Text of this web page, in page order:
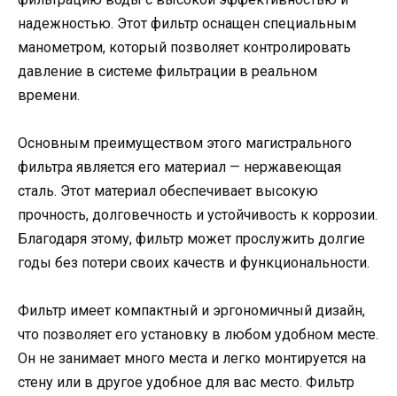
надежностью. Этот фильтр оснащен специальным
манометром, который позволяет контролировать
давление в системе фильтрации в реальном
времени.
Основным преимуществом этого магистрального
фильтра является его материал — нержавеющая
сталь. Этот материал обеспечивает высокую
прочность, долговечность и устойчивость к коррозии.
Благодаря этому, фильтр может прослужить долгие
годы без потери своих качеств и функциональности.
Фильтр имеет компактный и эргономичный дизайн,
что позволяет его установку в любом удобном месте.
Он не занимает много места и легко монтируется на
стену или в другое удобное для вас место. Фильтр